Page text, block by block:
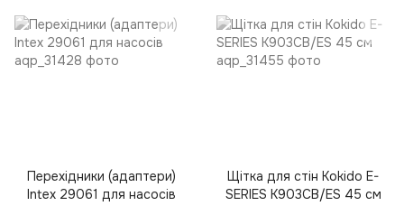
Перехідники (адаптери)
Intex 29061 для насосів
Щітка для стін Kokido E-
SERIES K903CB/ES 45 см